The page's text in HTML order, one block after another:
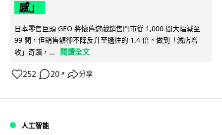
感」
日本零售巨頭 GEO 將懷舊遊戲銷售門市從 1,000 間大幅減至
99 間，但銷售額卻不降反升至過往的 1.4 倍。做到「減店增
收」奇蹟，...
閱讀全文
252 20 ↗ 分享
人工智能